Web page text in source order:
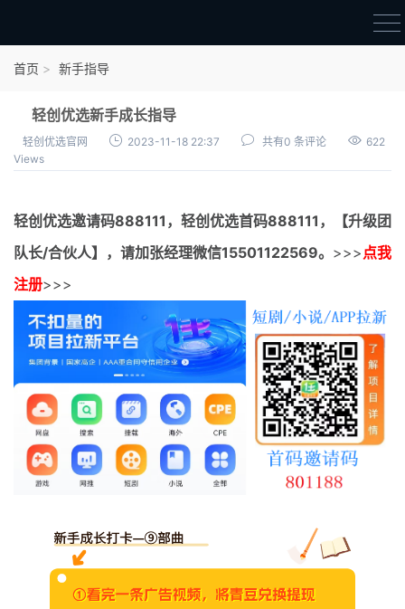
结算进度
团队长扶持
充场项目报价
无人直播
电商入门
最新通知
项目介绍
首页 新手指导
轻创优选新手成长指导
轻创优选官网 2023-11-18 22:37 共有0 条评论
622
Views
轻创优选邀请码888111， 轻创优选首码888111，【升级团
队长/合伙人】，请加张经理微信15501122569。 >>>点我
注册>>>